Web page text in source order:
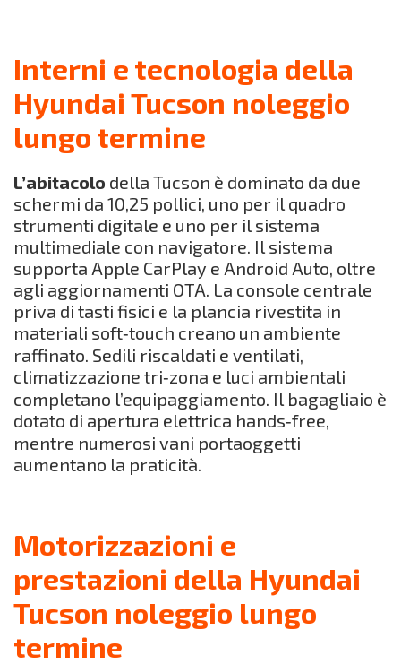
Interni e tecnologia della
Hyundai Tucson noleggio
lungo termine
L’abitacolo della Tucson è dominato da due
schermi da 10,25 pollici, uno per il quadro
strumenti digitale e uno per il sistema
multimediale con navigatore. Il sistema
supporta Apple CarPlay e Android Auto, oltre
agli aggiornamenti OTA. La console centrale
priva di tasti fisici e la plancia rivestita in
materiali soft‑touch creano un ambiente
raffinato. Sedili riscaldati e ventilati,
climatizzazione tri‑zona e luci ambientali
completano l’equipaggiamento. Il bagagliaio è
dotato di apertura elettrica hands‑free,
mentre numerosi vani portaoggetti
aumentano la praticità.
Motorizzazioni e
prestazioni della Hyundai
Tucson noleggio lungo
termine